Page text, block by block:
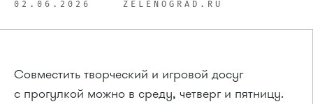
02.06.2026 ZELENOGRAD.RU
Совместить творческий и игровой досуг
с прогулкой можно в среду, четверг и пятницу.